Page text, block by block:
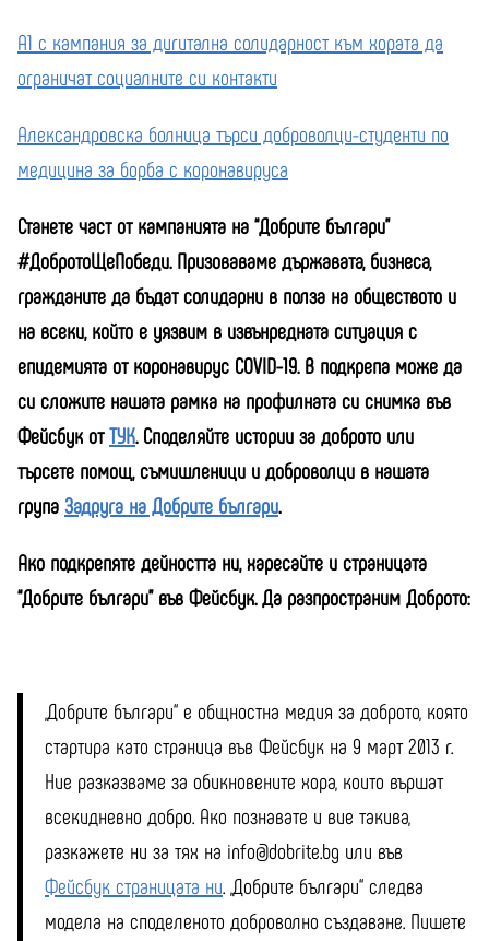
А1 с кампания за дигитална солидарност към хората да
ограничат социалните си контакти
Александровска болница търси доброволци-студенти по
медицина за борба с коронавируса
Станете част от кампанията на “Добрите българи”
#ДобротоЩеПобеди. Призоваваме държавата, бизнеса,
гражданите да бъдат солидарни в полза на обществото и
на всеки, който е уязвим в извънредната ситуация с
епидемията от коронавирус COVID-19. В подкрепа може да
си сложите нашата рамка на профилната си снимка във
Фейсбук отТУК. Споделяйте истории за доброто или
търсете помощ, съмишленици и доброволци в нашата
група Задруга на Добрите българи.
Ако подкрепяте дейността ни, харесайте и страницата
“Добрите българи” във Фейсбук. Да разпространим Доброто:
„Добрите българи“ е общностна медия за доброто, която
стартира като страница във Фейсбук на 9 март 2013 г.
Ние разказваме за обикновените хора, които вършат
всекидневно добро. Ако познавате и вие такива,
разкажете ни за тях на info@dobrite.bg или във
Фейсбук страницата ни. „Добрите българи“ следва
модела на споделеното доброволно създаване. Пишете